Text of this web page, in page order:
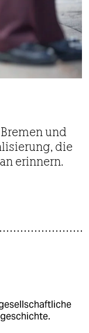
und
die
erinnern.